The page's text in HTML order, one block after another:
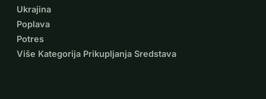
Ukrajina
Poplava
Potres
Više Kategorija Prikupljanja Sredstava